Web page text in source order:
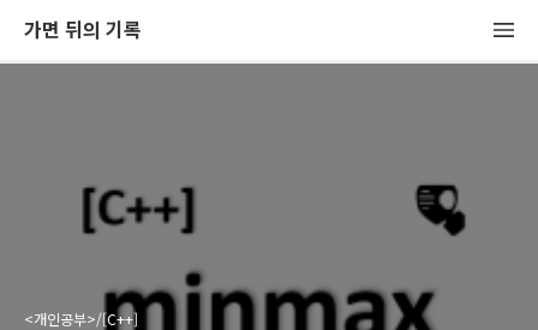
가면 뒤의 기록
<개인공부>/[C++]